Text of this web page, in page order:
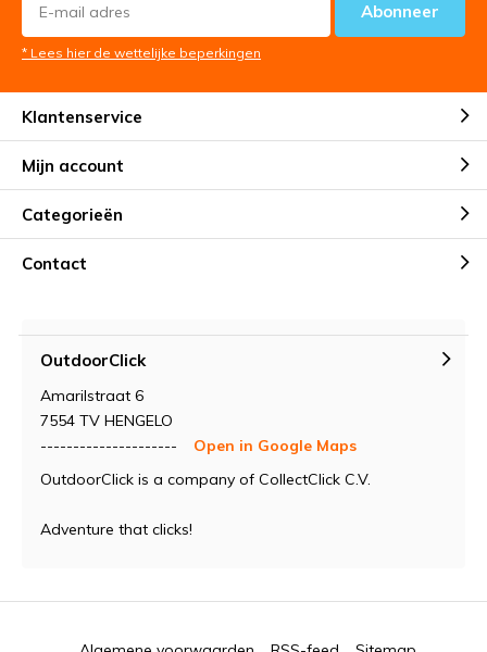
Abonneer
* Lees hier de wettelijke beperkingen
Klantenservice
Mijn account
Categorieën
Contact
OutdoorClick
Amarilstraat 6
7554 TV HENGELO
---------------------
Open in Google Maps
OutdoorClick is a company of CollectClick C.V.
Adventure that clicks!